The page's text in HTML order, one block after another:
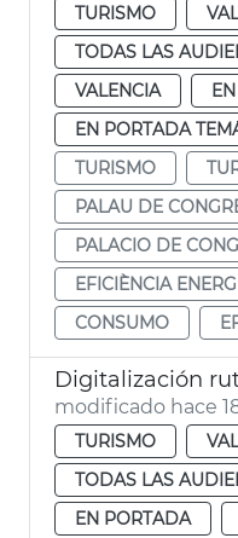
TURISMO
TODAS LAS
VALENCIA
EN PORTADA
TURISMO
PALAU DE
PALACIO DE
EFICIÈNCIA
CONSUMO
Digitalización
modificado hace
TURISMO
TODAS LAS
EN PORTADA